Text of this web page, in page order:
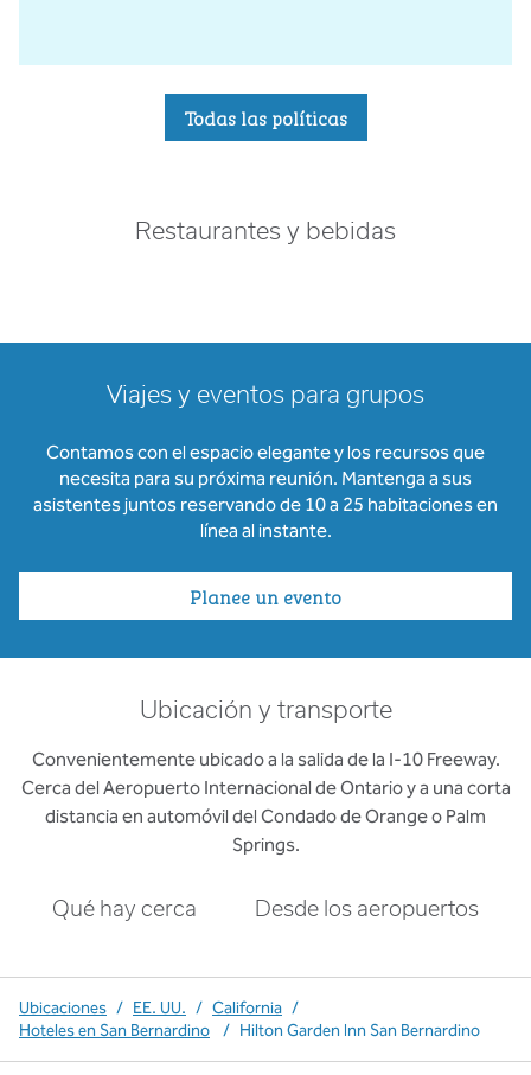
Todas las políticas
Restaurantes y bebidas
Viajes y eventos para grupos
Contamos con el espacio elegante y los recursos que
necesita para su próxima reunión. Mantenga a sus
asistentes juntos reservando de 10 a 25 habitaciones en
línea al instante.
Planee un evento
Ubicación y transporte
Convenientemente ubicado a la salida de la I-10 Freeway.
Cerca del Aeropuerto Internacional de Ontario y a una corta
distancia en automóvil del Condado de Orange o Palm
Springs.
Qué hay cerca Desde los aeropuertos
Ubicaciones / EE. UU. / California /
Hoteles en San Bernardino
/ Hilton Garden Inn San Bernardino